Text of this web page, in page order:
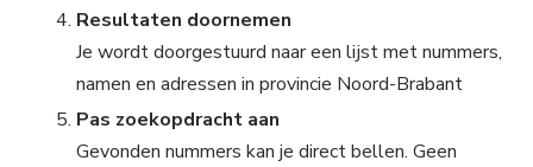
Resultaten doornemen
Je wordt doorgestuurd naar een lijst met nummers,
namen en adressen in provincie Noord-Brabant
Pas zoekopdracht aan
Gevonden nummers kan je direct bellen. Geen